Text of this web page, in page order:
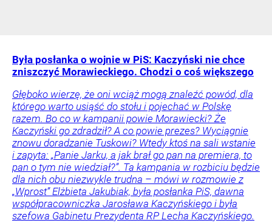
Była posłanka o wojnie w PiS: Kaczyński nie chce
zniszczyć Morawieckiego. Chodzi o coś większego
Głęboko wierzę, że oni wciąż mogą znaleźć powód, dla
którego warto usiąść do stołu i pojechać w Polskę
razem. Bo co w kampanii powie Morawiecki? Że
Kaczyński go zdradził? A co powie prezes? Wyciągnie
znowu doradzanie Tuskowi? Wtedy ktoś na sali wstanie
i zapyta: „Panie Jarku, a jak brał go pan na premiera, to
pan o tym nie wiedział?”. Ta kampania w rozbiciu będzie
dla nich obu niezwykle trudna – mówi w rozmowie z
„Wprost” Elżbieta Jakubiak, była posłanka PiS, dawna
współpracowniczka Jarosława Kaczyńskiego i była
szefowa Gabinetu Prezydenta RP Lecha Kaczyńskiego.